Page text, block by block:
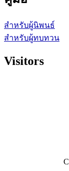
สำหรับผู้นิพนธ์
สำหรับผู้ทบทวน
Visitors